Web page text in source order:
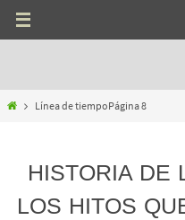
InicioLínea de tiempoPágina 8
HISTORIA DE
LOS HITOS